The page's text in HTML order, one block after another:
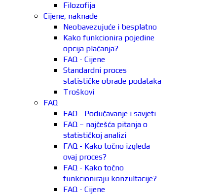
Filozofija
Cijene, naknade
Neobavezujuće i besplatno
Kako funkcionira pojedine
opcija plaćanja?
FAQ - Cijene
Standardni proces
statističke obrade podataka
Troškovi
FAQ
FAQ - Podučavanje i savjeti
FAQ – najčešća pitanja o
statističkoj analizi
FAQ - Kako točno izgleda
ovaj proces?
FAQ - Kako točno
funkcioniraju konzultacije?
FAQ - Cijene